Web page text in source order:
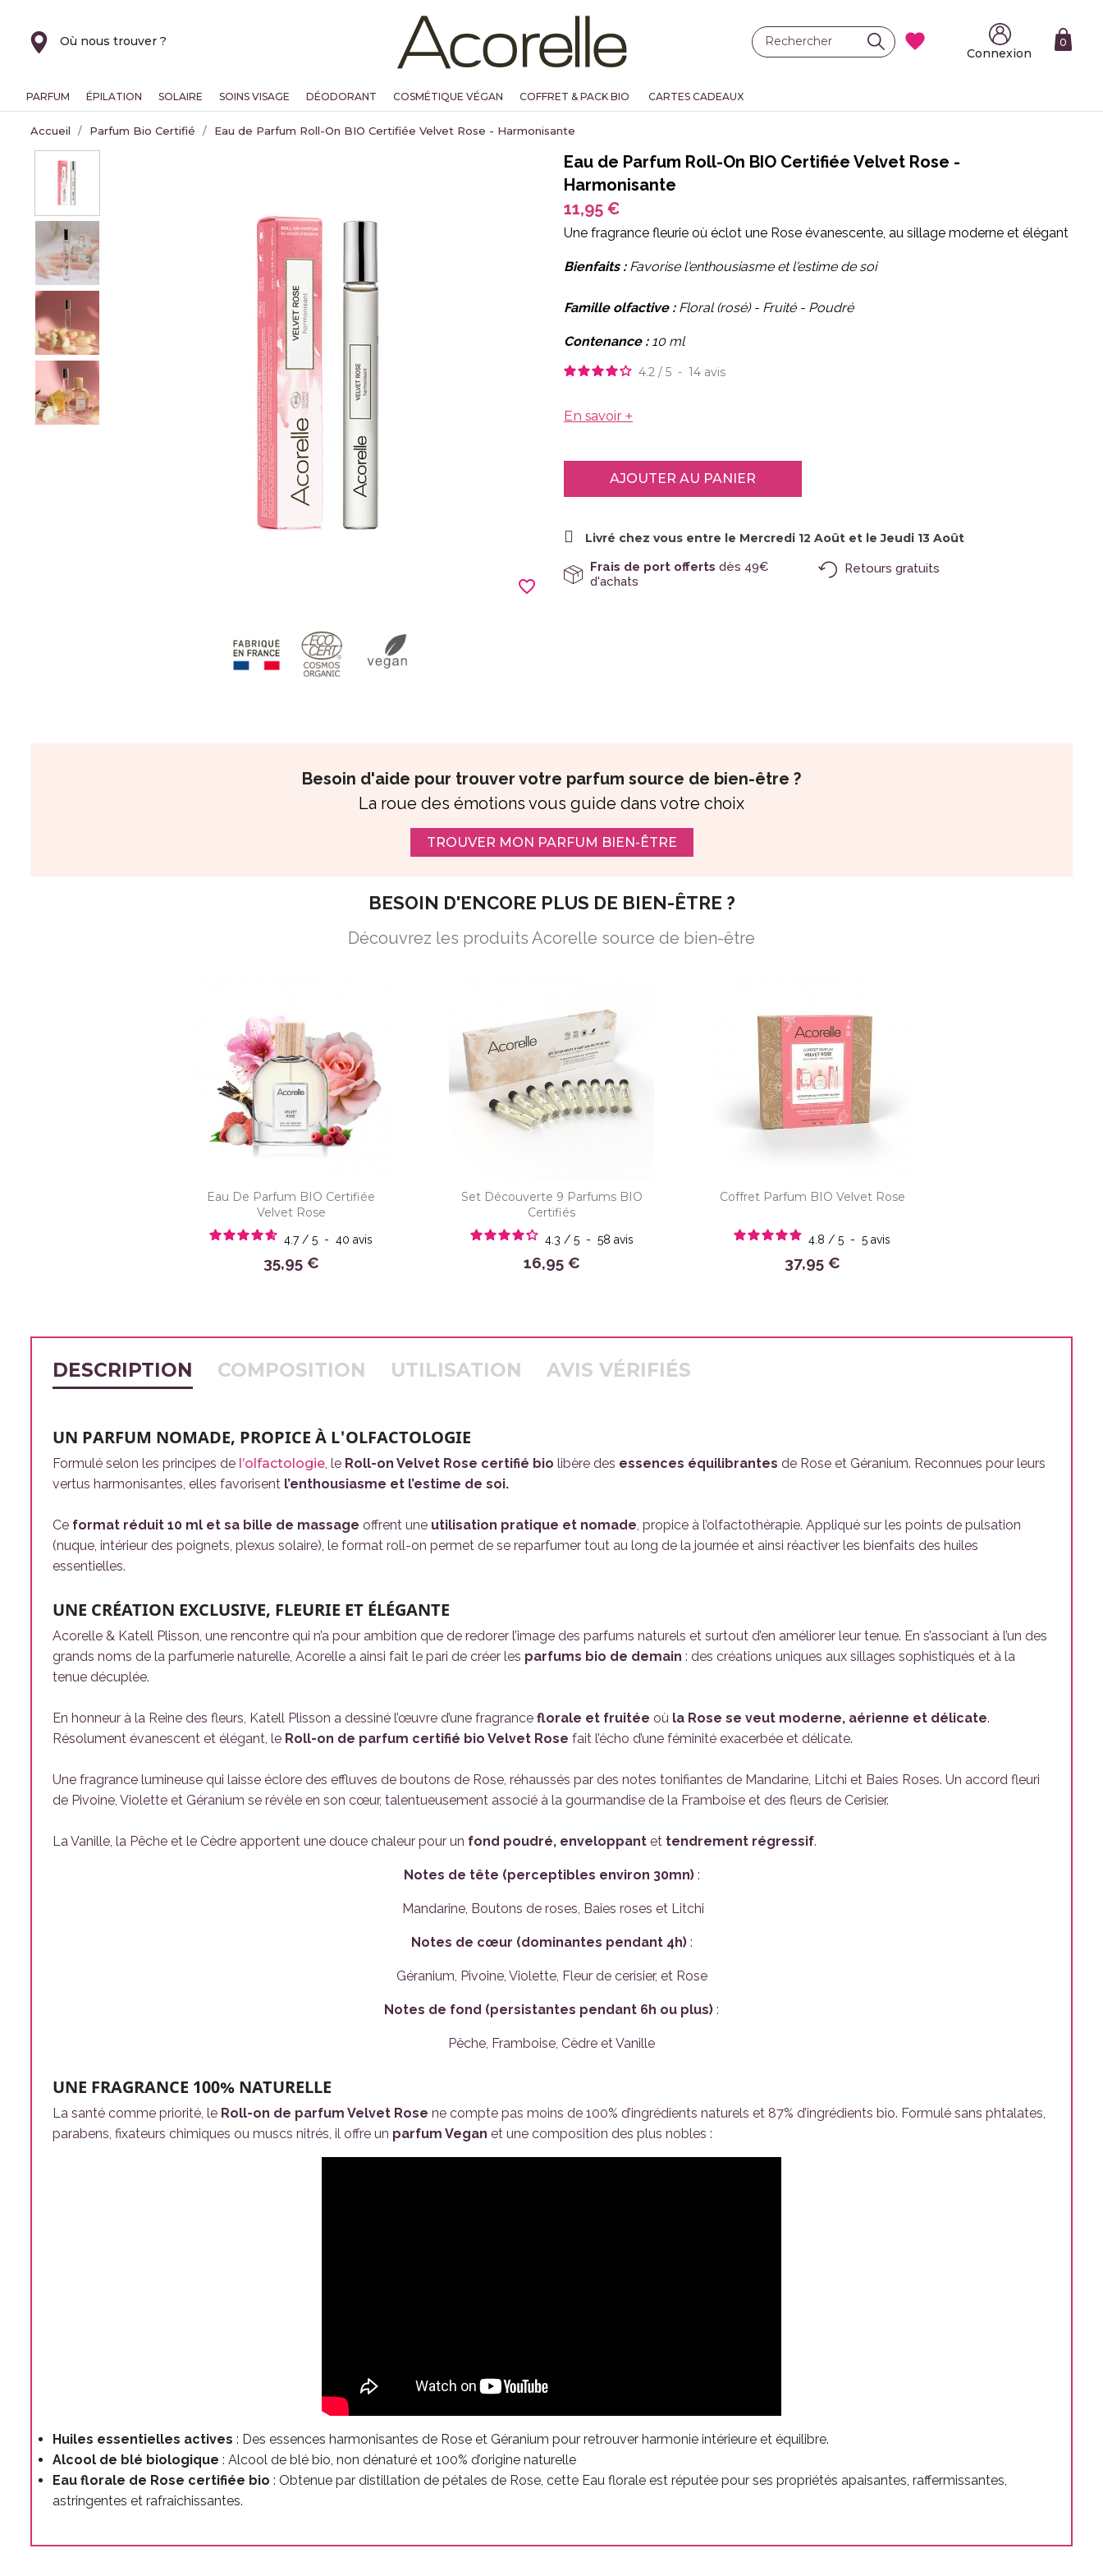
Où nous trouver ? 
Connexion
0
PARFUM ÉPILATION SOLAIRE SOINS VISAGE DÉODORANT COSMÉTIQUE VÉGAN COFFRET & PACK BIO CARTES CADEAUX
Accueil Parfum Bio Certifié Eau de Parfum Roll-On BIO Certifiée Velvet Rose - Harmonisante
favorite_border
Eau de Parfum Roll-On BIO Certifiée Velvet Rose -
Harmonisante
11,95 €
Une fragrance fleurie où éclot une Rose évanescente, au sillage moderne et élégant
Bienfaits :Favorise l'enthousiasme et l'estime de soi
Famille olfactive :Floral (rosé) - Fruité - Poudré
Contenance :10 ml
4.2 / 5 - 14 avis
En savoir +
AJOUTER AU PANIER
Livré chez vous entre le Mercredi 12 Août et le Jeudi 13 Août
Frais de port offerts dès 49€
d'achats
Retours gratuits
Besoin d'aide pour trouver votre parfum source de bien-être ?
La roue des émotions vous guide dans votre choix
TROUVER MON PARFUM BIEN-ÊTRE
BESOIN D'ENCORE PLUS DE BIEN-ÊTRE ?
Découvrez les produits Acorelle source de bien-être
Eau De Parfum BIO Certifiée
Velvet Rose
4.7 / 5 - 40 avis
35,95 €
Set Découverte 9 Parfums BIO
Certifiés
4.3 / 5 - 58 avis
16,95 €
Coffret Parfum BIO Velvet Rose
4.8 / 5 - 5 avis
37,95 €
DESCRIPTION COMPOSITION UTILISATION AVIS VÉRIFIÉS
UN PARFUM NOMADE, PROPICE À L'OLFACTOLOGIE
Formulé selon les principes de l’olfactologie, le Roll-on Velvet Rose certifié bio libère des essences équilibrantes de Rose et Géranium. Reconnues pour leurs
vertus harmonisantes, elles favorisent l’enthousiasme et l’estime de soi.
Ce format réduit 10 ml et sa bille de massage offrent une utilisation pratique et nomade, propice à l’olfactothérapie. Appliqué sur les points de pulsation
(nuque, intérieur des poignets, plexus solaire), le format roll-on permet de se reparfumer tout au long de la journée et ainsi réactiver les bienfaits des huiles
essentielles.
UNE CRÉATION EXCLUSIVE, FLEURIE ET ÉLÉGANTE
Acorelle & Katell Plisson, une rencontre qui n’a pour ambition que de redorer l’image des parfums naturels et surtout d’en améliorer leur tenue. En s’associant à l’un des
grands noms de la parfumerie naturelle, Acorelle a ainsi fait le pari de créer les parfums bio de demain : des créations uniques aux sillages sophistiqués et à la
tenue décuplée.
En honneur à la Reine des fleurs, Katell Plisson a dessiné l’œuvre d’une fragrance florale et fruitée où la Rose se veut moderne, aérienne et délicate.
Résolument évanescent et élégant, le Roll-on de parfum certifié bio Velvet Rose fait l’écho d’une féminité exacerbée et délicate.
Une fragrance lumineuse qui laisse éclore des effluves de boutons de Rose, réhaussés par des notes tonifiantes de Mandarine, Litchi et Baies Roses. Un accord fleuri
de Pivoine, Violette et Géranium se révèle en son cœur, talentueusement associé à la gourmandise de la Framboise et des fleurs de Cerisier.
La Vanille, la Pêche et le Cèdre apportent une douce chaleur pour un fond poudré, enveloppant et tendrement régressif.
Notes de tête (perceptibles environ 30mn) :
Mandarine, Boutons de roses, Baies roses et Litchi
Notes de cœur (dominantes pendant 4h):
Géranium, Pivoine, Violette, Fleur de cerisier, et Rose
Notes de fond (persistantes pendant 6h ou plus) :
Pêche, Framboise, Cèdre et Vanille
UNE FRAGRANCE 100% NATURELLE
La santé comme priorité, le Roll-on de parfum Velvet Rose ne compte pas moins de 100% d’ingrédients naturels et 87% d’ingrédients bio. Formulé sans phtalates,
parabens, fixateurs chimiques ou muscs nitrés, il offre un parfum Vegan et une composition des plus nobles :
Huiles essentielles actives : Des essences harmonisantes de Rose et Géranium pour retrouver harmonie intérieure et équilibre.
Alcool de blé biologique : Alcool de blé bio, non dénaturé et 100% d’origine naturelle
Eau florale de Rose certifiée bio : Obtenue par distillation de pétales de Rose, cette Eau florale est réputée pour ses propriétés apaisantes, raffermissantes,
astringentes et rafraîchissantes.